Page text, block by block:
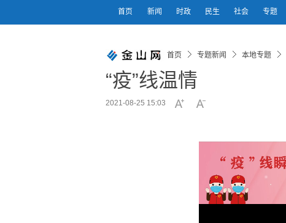
首页 新闻 时政 民生 社会 专题
首页 专题新闻 本地专题
“疫”线温情
2021-08-25 15:03